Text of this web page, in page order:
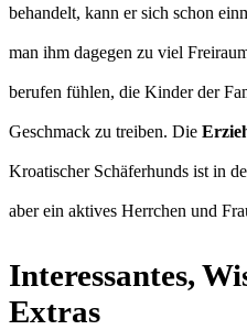
behandelt, kann er sich schon
man ihm dagegen zu viel
berufen fühlen, die Kinder der
Geschmack zu treiben. Die
Kroatischer Schäferhunds ist in
aber ein aktives Herrchen und
Interessantes,
Extras